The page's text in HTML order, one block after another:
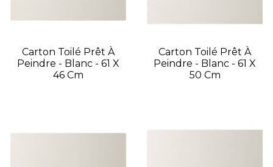
Carton Toilé Prêt À
Peindre - Blanc - 61 X
46 Cm
Carton Toilé Prêt À
Peindre - Blanc - 61 X
50 Cm